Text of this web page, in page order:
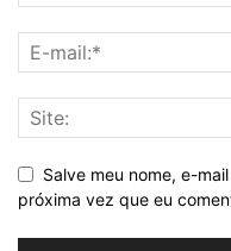
Salve meu nome, e-
próxima vez que eu